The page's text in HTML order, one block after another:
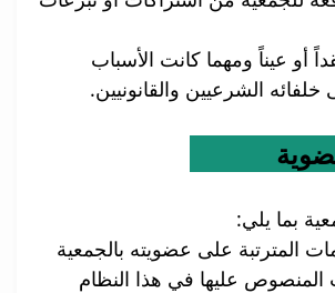
أو عيناً ومهما كانت الأسباب
الشرعيين والقانونيين.
العضوية
بما يلي:
المترتبة على عضويته بالجمعية
المنصوص عليها في هذا النظام